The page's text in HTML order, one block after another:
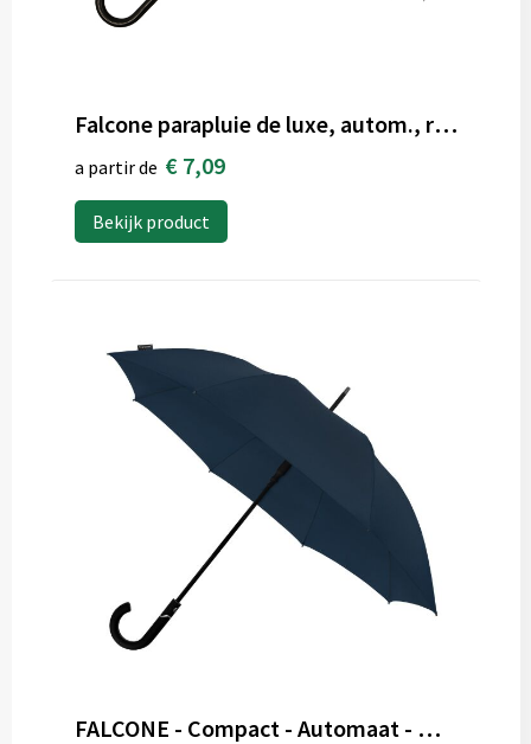
Falcone parapluie de luxe, autom., rés. au vent
a partir de € 7,09
Bekijk product
FALCONE - Compact - Automaat - Windproof - 102 cm